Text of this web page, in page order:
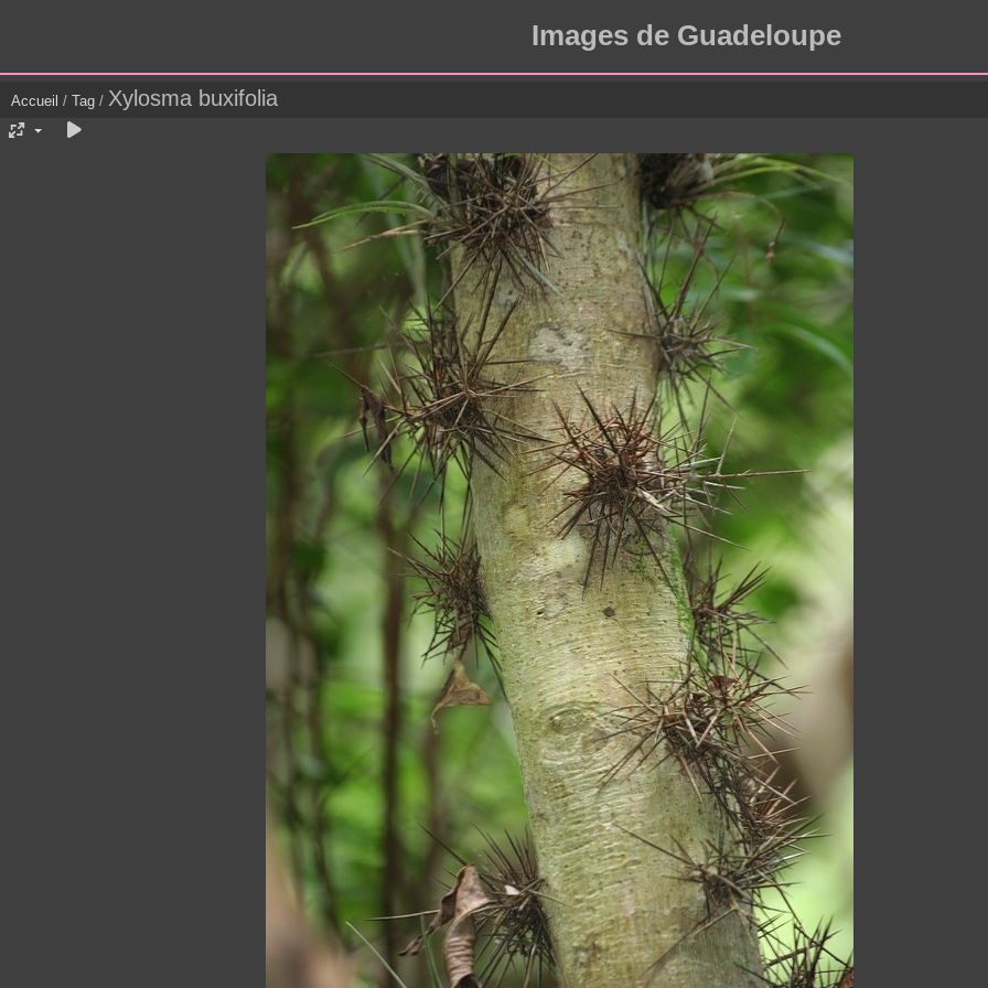
Images de Guadeloupe
Accueil / Tag / Xylosma buxifolia